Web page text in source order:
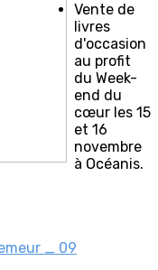
Vente de
livres
d'occasion
au profit
du Week-
end du
cœur les 15
et 16
novembre
à Océanis.